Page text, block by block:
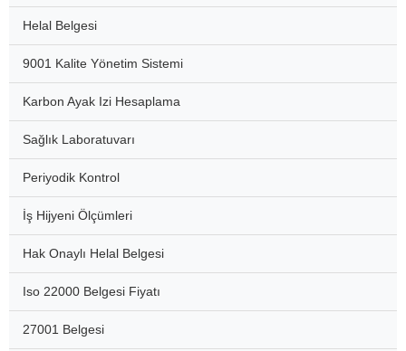
Helal Belgesi
9001 Kalite Yönetim Sistemi
Karbon Ayak Izi Hesaplama
Sağlık Laboratuvarı
Periyodik Kontrol
İş Hijyeni Ölçümleri
Hak Onaylı Helal Belgesi
Iso 22000 Belgesi Fiyatı
27001 Belgesi